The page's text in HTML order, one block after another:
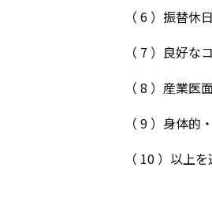
振替休
良好な
産業医
身体的
以上を